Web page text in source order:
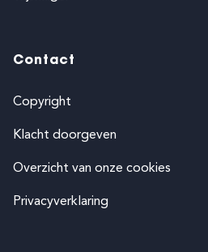
Contact
Copyright
Klacht doorgeven
Overzicht van onze cookies
Privacyverklaring